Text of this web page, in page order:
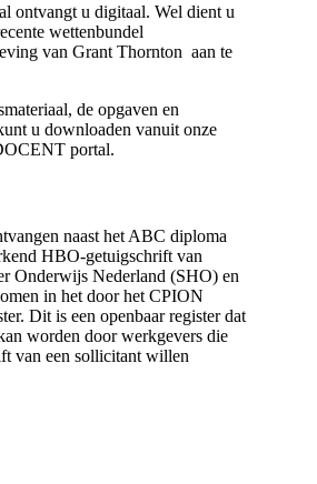
ontvangt u digitaal. Wel dient u
wettenbundel
van Grant Thornton aan te
de opgaven en
u downloaden vanuit onze
portal.
naast het ABC diploma
HBO-getuigschrift van
Onderwijs Nederland (SHO) en
in het door het CPION
Dit is een openbaar register dat
worden door werkgevers die
van een sollicitant willen